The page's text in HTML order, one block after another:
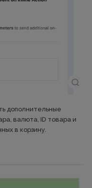
дополнительные
валюта, ID товара и
в корзину.